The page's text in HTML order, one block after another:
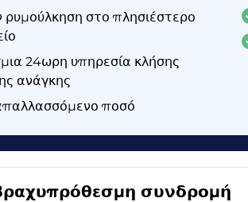
στο πλησιέστερο
24ωρη υπηρεσία κλήσης
ανάγκης
ποσό
συνδρομή